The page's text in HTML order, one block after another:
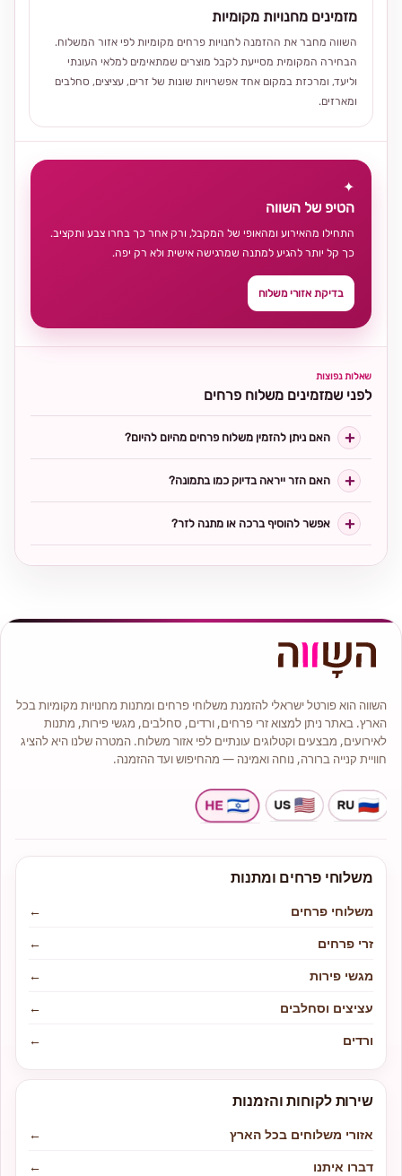
מזמינים מחנויות מקומיות
השווה מחבר את ההזמנה לחנויות פרחים מקומיות לפי אזור המשלוח.
הבחירה המקומית מסייעת לקבל מוצרים שמתאימים למלאי העונתי
וליעד, ומרכזת במקום אחד אפשרויות שונות של זרים, עציצים, סחלבים
ומארזים.
✦
הטיפ של השווה
התחילו מהאירוע ומהאופי של המקבל, ורק אחר כך בחרו צבע ותקציב.
כך קל יותר להגיע למתנה שמרגישה אישית ולא רק יפה.
בדיקת אזורי משלוח
שאלות נפוצות
לפני שמזמינים משלוח פרחים
האם ניתן להזמין משלוח פרחים מהיום להיום?
האם הזר ייראה בדיוק כמו בתמונה?
אפשר להוסיף ברכה או מתנה לזר?
השווה הוא פורטל ישראלי להזמנת משלוחי פרחים ומתנות מחנויות מקומיות בכל
הארץ. באתר ניתן למצוא זרי פרחים, ורדים, סחלבים, מגשי פירות, מתנות
לאירועים, מבצעים וקטלוגים עונתיים לפי אזור משלוח. המטרה שלנו היא להציג
חוויית קנייה ברורה, נוחה ואמינה — מהחיפוש ועד ההזמנה.
משלוחי פרחים ומתנות
משלוחי פרחים
←
זרי פרחים
←
מגשי פירות
←
עציצים וסחלבים
←
ורדים
←
שירות לקוחות והזמנות
אזורי משלוחים בכל הארץ
←
דברו איתנו
←